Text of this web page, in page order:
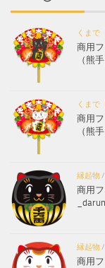
くまで
商用
（熊
くまで
商用
（熊
縁起物/
商用
縁起物/
商用